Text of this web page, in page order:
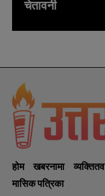
चेतावनी
होम खबरनामा व्यक्तितव
मासिक पत्रिका